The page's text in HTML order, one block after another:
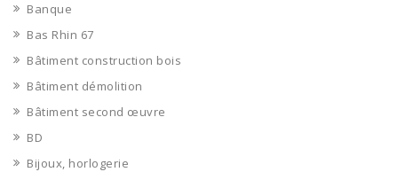
Banque
Bas Rhin 67
Bâtiment construction bois
Bâtiment démolition
Bâtiment second œuvre
BD
Bijoux, horlogerie